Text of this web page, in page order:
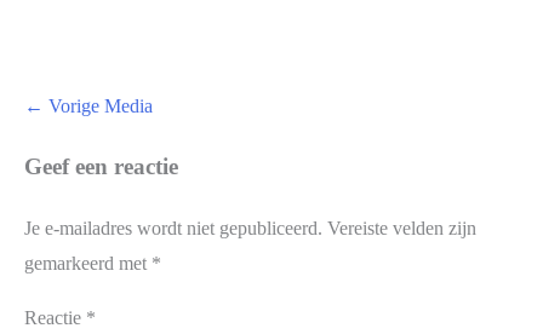
← Vorige Media
Geef een reactie
Je e-mailadres wordt niet gepubliceerd. Vereiste velden zijn
gemarkeerd met *
Reactie *